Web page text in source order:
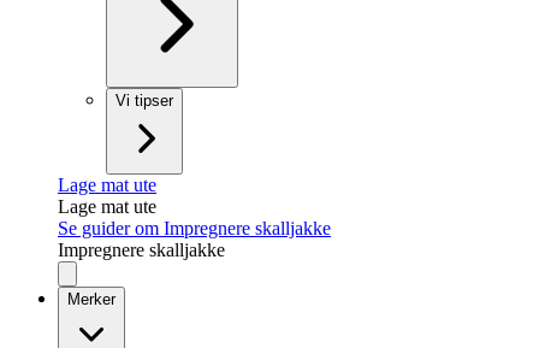
Vi tipser
Lage mat ute
Lage mat ute
Se guider om Impregnere skalljakke
Impregnere skalljakke
Merker